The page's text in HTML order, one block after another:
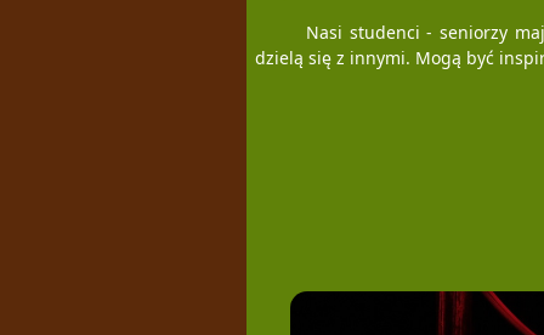
Nasi studenci - seniorzy
dzielą się z innymi. Mogą być